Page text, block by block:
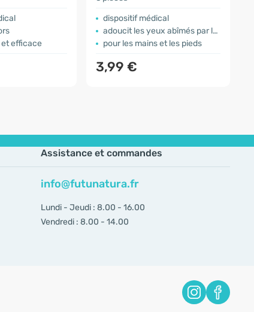
efficace
dispositif médical
adoucit les yeux abîmés par la gale
pour les mains et les pieds
3,99 €
Assistance et commandes
info@futunatura.fr
Lundi - Jeudi : 8.00 - 16.00
Vendredi : 8.00 - 14.00